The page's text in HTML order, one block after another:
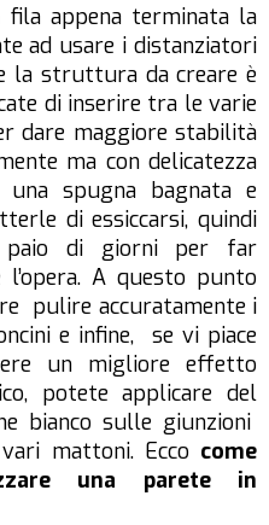
appena terminata la
ad usare i distanziatori
la struttura da creare è
di inserire tra le varie
dare maggiore stabilità
ma con delicatezza
spugna bagnata e
di essiccarsi, quindi
paio di giorni per far
A questo punto
pulire accuratamente i
e infine, se vi piace
un migliore effetto
potete applicare del
bianco sulle giunzioni
mattoni. Ecco come
una parete in